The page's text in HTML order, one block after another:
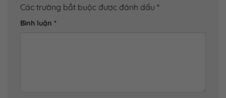
Các trường bắt buộc được đánh dấu *
Bình luận *